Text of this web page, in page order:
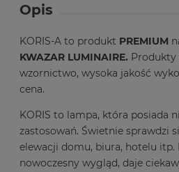
Opis
KORIS-A to produkt PREMIUM
KWAZAR LUMINAIRE. Produkty
wzornictwo, wysoka jakość
cena.
KORIS to lampa, która posiada
zastosowań. Świetnie sprawdzi
elewacji domu, biura, hotelu itp.
nowoczesny wygląd, daje